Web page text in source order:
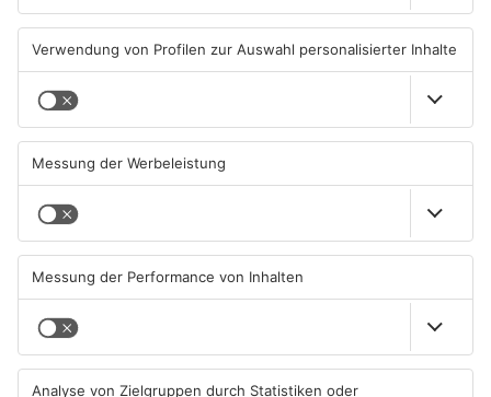
Brände in Seligenstadt,
Waldaschaff und zwischen
Hanau und Kahl
PRIMAVERALAND
leiden unter Trockenheit
04.08.2026, 15:07 UHR IN